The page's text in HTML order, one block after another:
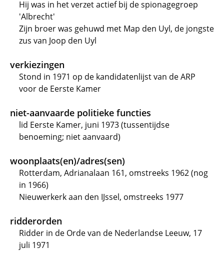
Hij was in het verzet actief bij de spionagegroep
'Albrecht'
Zijn broer was gehuwd met Map den Uyl, de jongste
zus van Joop den Uyl
verkiezingen
Stond in 1971 op de kandidatenlijst van de ARP
voor de Eerste Kamer
niet-aanvaarde politieke functies
lid Eerste Kamer, juni 1973 (tussentijdse
benoeming; niet aanvaard)
woonplaats(en)/adres(sen)
Rotterdam, Adrianalaan 161, omstreeks 1962 (nog
in 1966)
Nieuwerkerk aan den IJssel, omstreeks 1977
ridderorden
Ridder in de Orde van de Nederlandse Leeuw, 17
juli 1971